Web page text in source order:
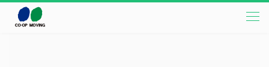
メ
本文までスキップする